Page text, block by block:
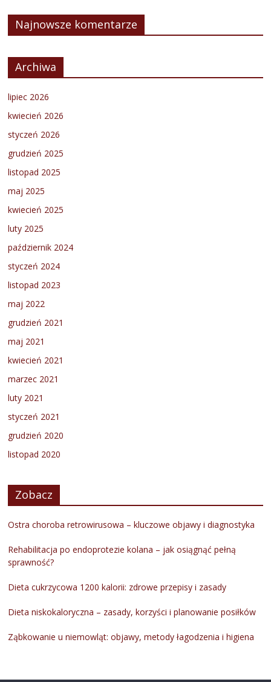
Najnowsze komentarze
Archiwa
lipiec 2026
kwiecień 2026
styczeń 2026
grudzień 2025
listopad 2025
maj 2025
kwiecień 2025
luty 2025
październik 2024
styczeń 2024
listopad 2023
maj 2022
grudzień 2021
maj 2021
kwiecień 2021
marzec 2021
luty 2021
styczeń 2021
grudzień 2020
listopad 2020
Zobacz
Ostra choroba retrowirusowa – kluczowe objawy i diagnostyka
Rehabilitacja po endoprotezie kolana – jak osiągnąć pełną
sprawność?
Dieta cukrzycowa 1200 kalorii: zdrowe przepisy i zasady
Dieta niskokaloryczna – zasady, korzyści i planowanie posiłków
Ząbkowanie u niemowląt: objawy, metody łagodzenia i higiena